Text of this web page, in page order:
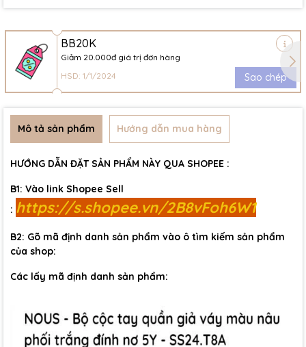
BB20K
Giảm 20.000đ giá trị đơn hàng
HSD: 1/1/2024
Sao chép
Mô tả sản phẩm Hướng dẫn mua hàng
HƯỚNG DẪN ĐẶT SẢN PHẨM NÀY QUA SHOPEE :
B1: Vào link Shopee Sell
: https://s.shopee.vn/2B8vFoh6W1
B2: Gõ mã định danh sản phẩm vào ô tìm kiếm sản phẩm
của shop:
Các lấy mã định danh sản phẩm: